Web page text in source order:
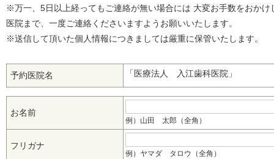
※万一、5日以上経ってもご連絡が無い場合には 大変お手数をおかけ
医院まで、一度ご連絡くださいますようお願いいたします。
※送信して頂いた個人情報につきましては厳重に保管いたします。
予約医院名 「医療法人 入江歯科医院」
お名前
例）山田 太郎（全角）
フリガナ
例）ヤマダ タロウ（全角）